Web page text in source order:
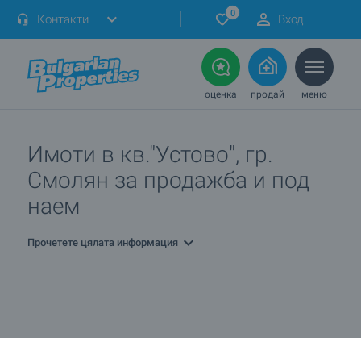
Контакти 0 Вход
оценка продай меню
Имоти в кв."Устово", гр.
Смолян за продажба и под
наем
Прочетете цялата информация